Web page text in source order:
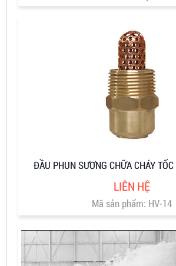
ĐẦU PHUN SƯƠNG CHỮA CHÁY
LIÊN HỆ
Mã sản phẩm: HV-14